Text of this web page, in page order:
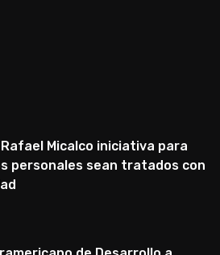
Micalco iniciativa para
personales sean tratados con